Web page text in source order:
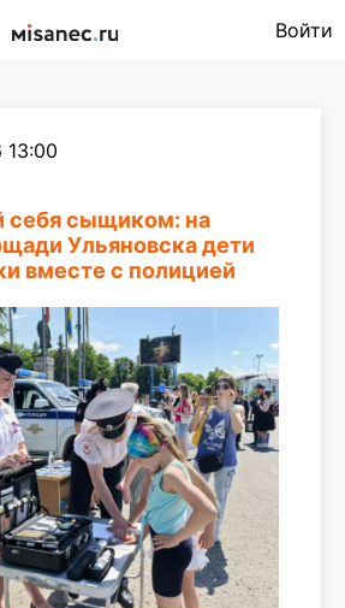
Войти
13:00
себя сыщиком: на
Ульяновска дети
вместе с полицией